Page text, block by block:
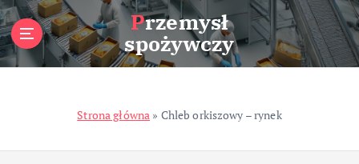
S
k
i
p
n
Przemysł
spożywczy
Strona główna » Chleb orkiszowy – rynek